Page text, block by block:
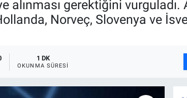
gerektiğini vurguladı.
Norveç, Slovenya ve
1 DK
OKUNMA SÜRESI